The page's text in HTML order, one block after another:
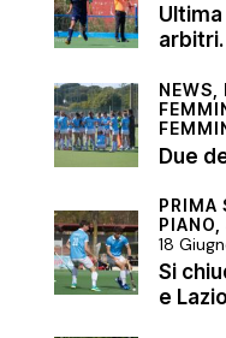
arbitri.
NEWS,
Due
PRIMA
PIANO,
18
Si
e Lazio